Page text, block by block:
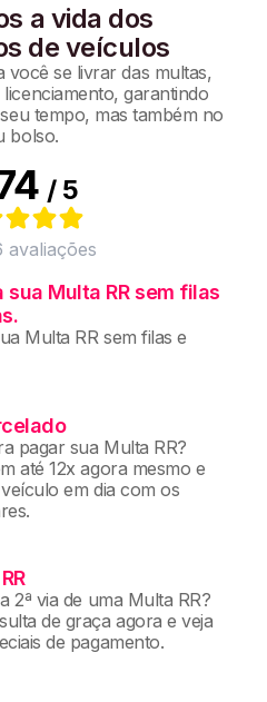
a vida dos
de veículos
você se livrar das multas,
garantindo
tempo, mas também no
bolso.
/ 5
avaliações
sua Multa RR sem filas
Multa RR sem filas e
pagar sua Multa RR?
até 12x agora mesmo e
em dia com os
2ª via de uma Multa RR?
de graça agora e veja
de pagamento.